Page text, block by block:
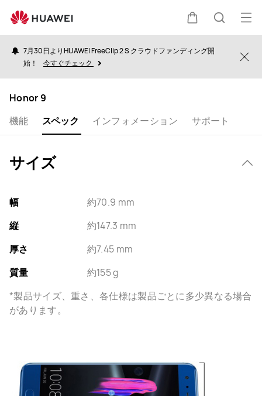
カ
検
オ
プ
ン
ュ
7月30日よりHUAWEI FreeClip 2 S クラウドファンディング開
始！
今すぐチェック
Honor 9
機能
スペック インフォメーション サポート
サイズ
幅
約70.9 mm
縦
約147.3 mm
厚さ
約7.45 mm
質量
約155 g
*製品サイズ、重さ、各仕様は製品ごとに多少異なる場合
があります。